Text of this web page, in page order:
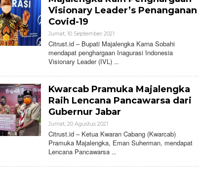
Visionary Leader’s Penanganan
Covid-19
Jumat, 10 September 2021
L
E
H
T
U
S
T
Citrust.id – Bupati Majalengka Karna Sobahi
mendapat penghargaan Inagurasi Indonesia
Visionary Leader (IVL)
Kwarcab Pramuka Majalengka
Raih Lencana Pancawarsa dari
Gubernur Jabar
Jumat, 20 Agustus 2021
E
H
C
T
Citrust.id – Ketua Kwaran Cabang (Kwarcab)
Pramuka Majalengka, Eman Suherman, mendapat
Lencana Pancawarsa